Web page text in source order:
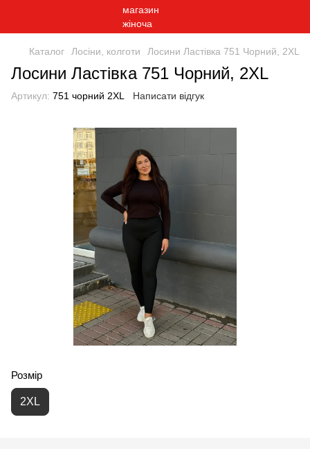
Каталог Лосіни, колготи Лосини Ластівка 751 Чорний, 2XL
Лосини Ластівка 751 Чорний, 2XL
Артикул: 751 чорний 2XL Написати відгук
Розмір
2XL